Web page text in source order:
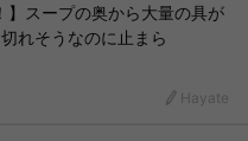
】スープの奥から大量の具が
れそうなのに止まら
Hayate